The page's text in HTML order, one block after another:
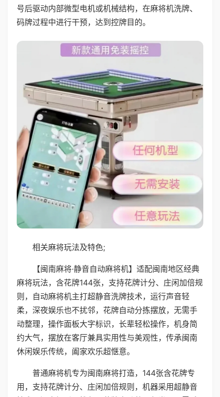
号后驱动内部微型电机或机械结构，在麻将机洗牌、
码牌过程中进行干预，达到控牌目的。
相关麻将玩法及特色;
【闽南麻将·静音自动麻将机】适配闽南地区经典
麻将玩法，含花牌144张，支持花牌计分、庄闲加倍规
则，自动麻将机主打超静音洗牌技术，运行声音轻
柔，深夜娱乐也不扰邻，花牌自动分拣摆放，无需手
动整理，操作面板大字标识，长辈轻松操作，机身简
约大气，摆放在客厅兼具实用性与美观性，传承闽南
休闲娱乐传统，阖家欢乐超惬意。
普通麻将机专为闽南麻将打造，144张含花牌专
用，支持花牌计分、庄闲加倍规则，机器采用超静音